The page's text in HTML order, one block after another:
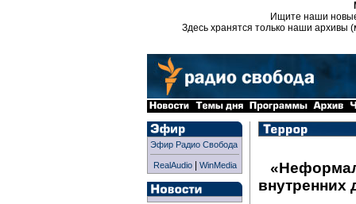
Ищите наши
Здесь хранятся только наши архивы
Эфир Радио Свобода
RealAudio| WinMedia
внутренних